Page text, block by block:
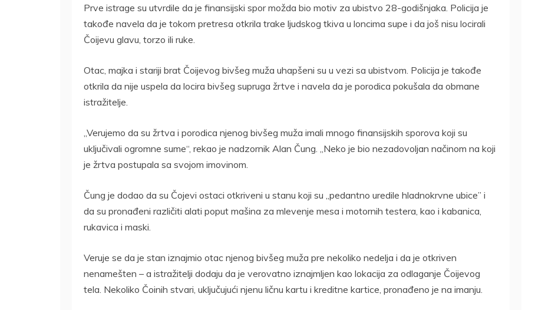
Prve istrage su utvrdile da je finansijski spor možda bio motiv za ubistvo 28-godišnjaka. Policija je
takođe navela da je tokom pretresa otkrila trake ljudskog tkiva u loncima supe i da još nisu locirali
Čoijevu glavu, torzo ili ruke.
Otac, majka i stariji brat Čoijevog bivšeg muža uhapšeni su u vezi sa ubistvom. Policija je takođe
otkrila da nije uspela da locira bivšeg supruga žrtve i navela da je porodica pokušala da obmane
istražitelje.
„Verujemo da su žrtva i porodica njenog bivšeg muža imali mnogo finansijskih sporova koji su
uključivali ogromne sume“, rekao je nadzornik Alan Čung. „Neko je bio nezadovoljan načinom na koji
je žrtva postupala sa svojom imovinom.
Čung je dodao da su Čojevi ostaci otkriveni u stanu koji su „pedantno uredile hladnokrvne ubice” i
da su pronađeni različiti alati poput mašina za mlevenje mesa i motornih testera, kao i kabanica,
rukavica i maski.
Veruje se da je stan iznajmio otac njenog bivšeg muža pre nekoliko nedelja i da je otkriven
nenamešten – a istražitelji dodaju da je verovatno iznajmljen kao lokacija za odlaganje Čoijevog
tela. Nekoliko Čoinih stvari, uključujući njenu ličnu kartu i kreditne kartice, pronađeno je na imanju.